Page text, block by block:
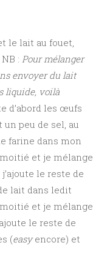
le lait au fouet,
: Pour mélanger
envoyer du lait
liquide, voilà
d’abord les œufs
peu de sel, au
farine dans mon
et je mélange
le reste de
lait dans ledit
et je mélange
le reste de
(easyencore) et